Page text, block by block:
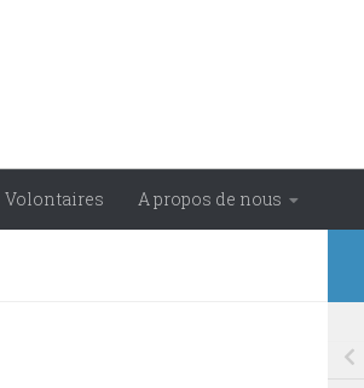
Volontaires A propos de nous